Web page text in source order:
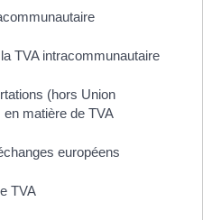
TVA intracommunautaire
(hors Union
matière de TVA
européens
TVA